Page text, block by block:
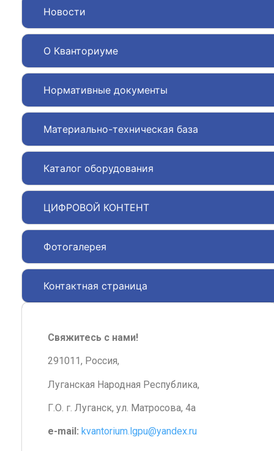
Новости
О Кванториуме
Нормативные документы
Материально-техническая база
Каталог оборудования
ЦИФРОВОЙ КОНТЕНТ
Фотогалерея
Контактная страница
Свяжитесь с нами!
291011, Россия,
Луганская Народная Республика,
Г.О. г. Луганск, ул. Матросова, 4а
e-mail: kvantorium.lgpu@yandex.ru